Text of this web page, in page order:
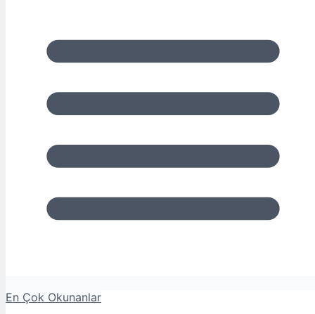
En Çok Okunanlar